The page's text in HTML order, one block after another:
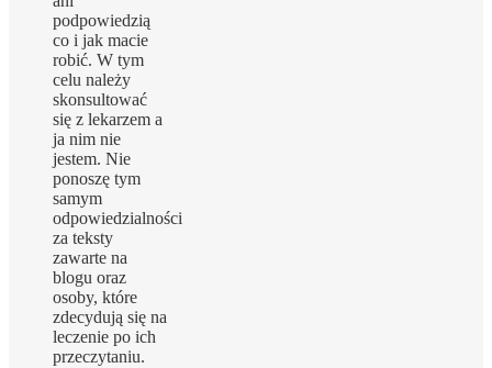
podpowiedzią
co i jak macie
robić. W tym
celu należy
skonsultować
się z lekarzem a
ja nim nie
jestem. Nie
ponoszę tym
samym
odpowiedzialności
za teksty
zawarte na
blogu oraz
osoby, które
zdecydują się na
leczenie po ich
przeczytaniu.